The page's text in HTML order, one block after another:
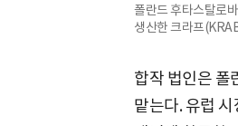
폴란드 후타스탈로
생산한 크라프
합작 법인은 폴
맡는다. 유럽